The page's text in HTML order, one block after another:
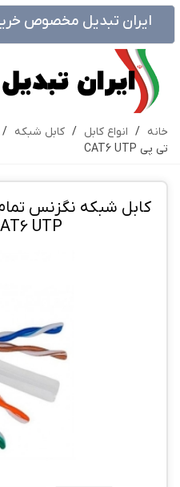
ایران تبدیل مخصوص
خانه / انواع کابل / کابل شبکه /
تی پی CAT6 UTP
کابل شبکه نگزنس
UTP